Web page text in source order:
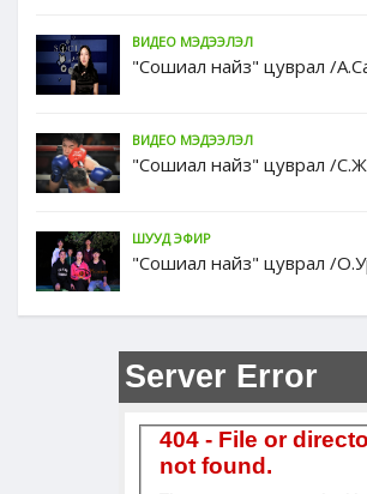
ВИДЕО МЭДЭЭЛЭЛ
"Сошиал найз" цуврал /
ВИДЕО МЭДЭЭЛЭЛ
"Сошиал найз" цуврал /
ШУУД ЭФИР
"Сошиал найз" цуврал /